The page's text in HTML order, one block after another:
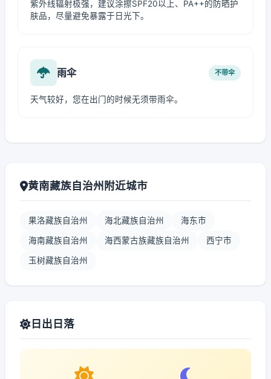
紫外线辐射极强，建议涂擦SPF20以上、PA++的防晒护
肤品，尽量避免暴露于日光下。
雨伞 不带伞
天气较好，您在出门的时候无须带雨伞。
黄南藏族自治州附近城市
果洛藏族自治州 海北藏族自治州 海东市
海南藏族自治州 海西蒙古族藏族自治州 西宁市
玉树藏族自治州
日出日落